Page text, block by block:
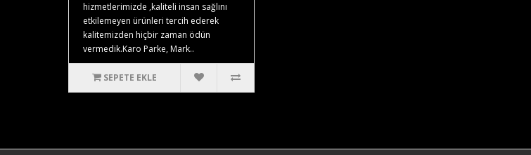
hizmetlerimizde ,kaliteli insan sağlını
etkilemeyen ürünleri tercih ederek
kalitemizden hiçbir zaman ödün
vermedik.Karo Parke, Mark..
SEPETE EKLE